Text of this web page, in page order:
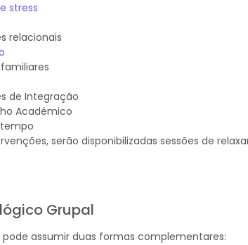
stress
relacionais
de Integração
Académico
serão disponibilizadas sessões de
Grupal
pode assumir duas formas complementares: